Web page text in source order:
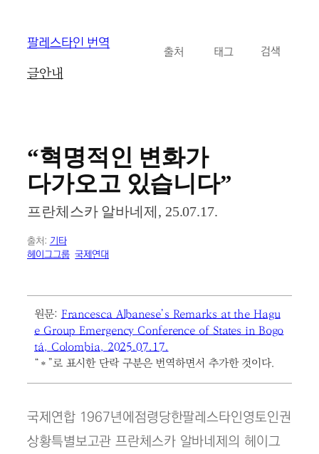
팔레스타인 번역
글안내
카테고리 태그 검색
“혁명적인 변화가
다가오고 있습니다”
프란체스카 알바네제, 25.07.17.
출처:기타
헤이그그룹 국제연대
원문:Francesca Albanese’s Remarks at the Hagu
e Group Emergency Conference of States in Bogo
tá, Colombia, 2025.07.17.
“＊”로 표시한 단락 구분은 번역하면서 추가한 것이다.
국제연합 1967년에점령당한팔레스타인영토인권
상황특별보고관 프란체스카 알바네제의 헤이그